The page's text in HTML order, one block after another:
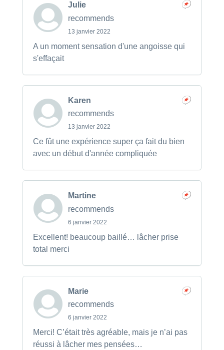
Julie
recommends
13 janvier 2022
A un moment sensation d'une angoisse qui
s'effaçait
Karen
recommends
13 janvier 2022
Ce fût une expérience super ça fait du bien
avec un début d'année compliquée
Martine
recommends
6 janvier 2022
Excellent! beaucoup baillé… lâcher prise
total merci
Marie
recommends
6 janvier 2022
Merci! C’était très agréable, mais je n’ai pas
réussi à lâcher mes pensées…